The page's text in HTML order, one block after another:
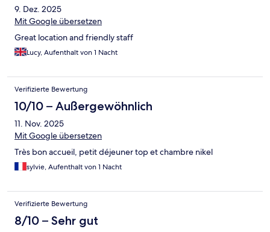
9. Dez. 2025
Mit Google übersetzen
Great location and friendly staff
Lucy, Aufenthalt von 1 Nacht
Verifizierte Bewertung
10/10 – Außergewöhnlich
11. Nov. 2025
Mit Google übersetzen
Très bon accueil, petit déjeuner top et chambre nikel
sylvie, Aufenthalt von 1 Nacht
Verifizierte Bewertung
8/10 – Sehr gut